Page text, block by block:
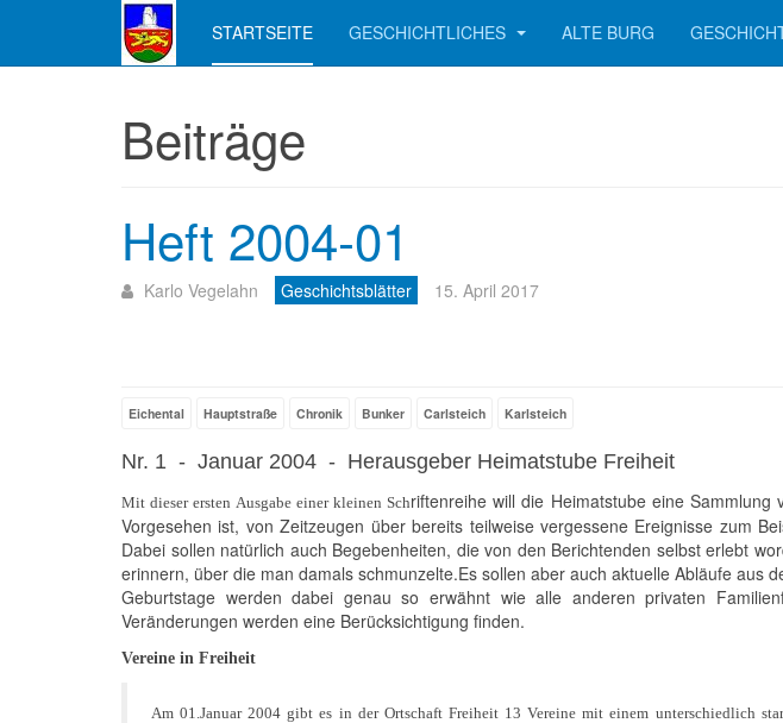
STARTSEITE GESCHICHTLICHES ALTE BURG
Beiträge
Heft 2004-01
Karlo Vegelahn Geschichtsblätter 15. April 2017
Eichental Hauptstraße Chronik Bunker Carlsteich Karlsteich
Nr. 1 - Januar 2004 - Herausgeber Heimatstube Freiheit
Mit dieser ersten Ausgabe einer kleinen Schriftenreihe will die Heimatstube eine
Vorgesehen ist, von Zeitzeugen über bereits teilweise vergessene Ereignisse zum
Dabei sollen natürlich auch Begebenheiten, die von den Berichtenden selbst erlebt
erinnern, über die man damals schmunzelte.Es sollen aber auch aktuelle Abläufe aus
Geburtstage werden dabei genau so erwähnt wie alle anderen privaten
Veränderungen werden eine Berücksichtigung finden.
Vereine in Freiheit
Am 01.Januar 2004 gibt es in der Ortschaft Freiheit 13 Vereine mit einem unterschiedlich